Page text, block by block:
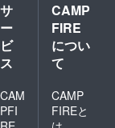
サ
ー
ビ
ス
CAM
PFI
CAMP
FIRE
につい
て
CAMP
FIREと